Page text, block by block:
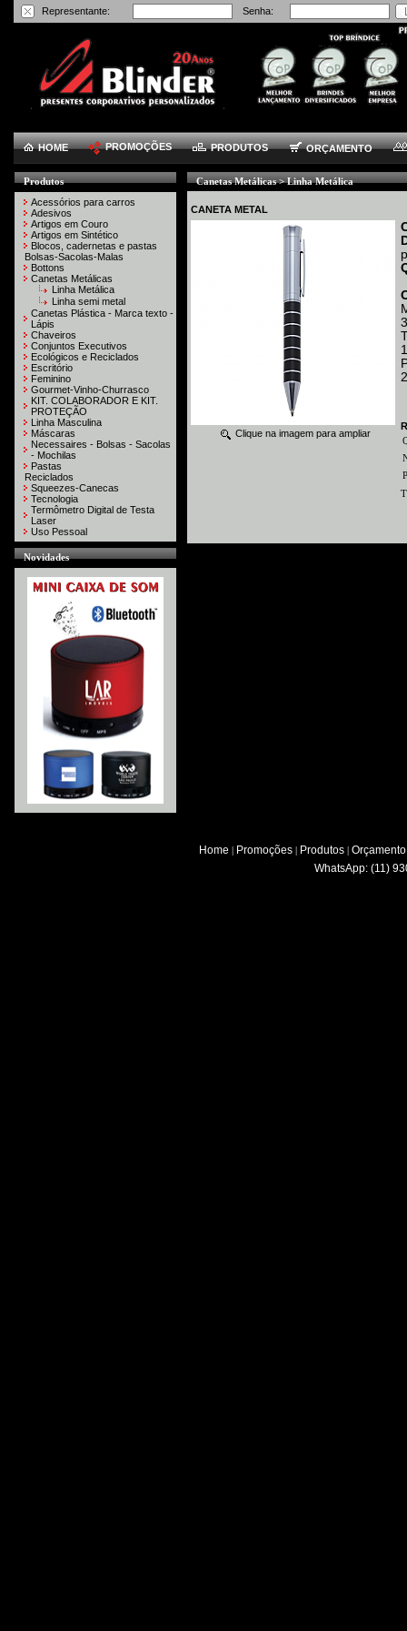
Representante: Senha:
HOME PROMOÇÕES PRODUTOS ORÇAMENTO
Produtos
Acessórios para carros
Adesivos
Artigos em Couro
Artigos em Sintético
Blocos, cadernetas e pastas
Bolsas-Sacolas-Malas
Bottons
Canetas Metálicas
Linha Metálica
Linha semi metal
Canetas Plástica - Marca texto -
Lápis
Chaveiros
Conjuntos Executivos
Ecológicos e Reciclados
Escritório
Feminino
Gourmet-Vinho-Churrasco
KIT. COLABORADOR E KIT.
PROTEÇÃO
Linha Masculina
Máscaras
Necessaires - Bolsas - Sacolas
- Mochilas
Pastas
Reciclados
Squeezes-Canecas
Tecnologia
Termômetro Digital de Testa
Laser
Uso Pessoal
Novidades
Canetas Metálicas > Linha Metálica
CANETA METAL
Clique na imagem para ampliar
Home | Promoções | Produtos | Orçamento
WhatsApp: (11)